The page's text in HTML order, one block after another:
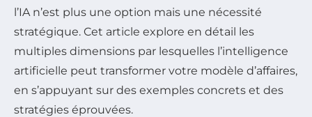
l’IA n’est plus une option mais une nécessité
stratégique. Cet article explore en détail les
multiples dimensions par lesquelles l’intelligence
artificielle peut transformer votre modèle d’affaires,
en s’appuyant sur des exemples concrets et des
stratégies éprouvées.